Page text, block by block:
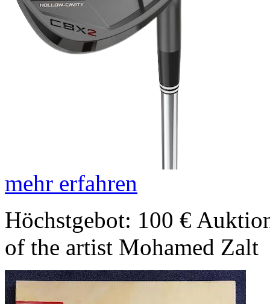
mehr erfahren
Höchstgebot: 100 €
of the artist Mohamed Zalt